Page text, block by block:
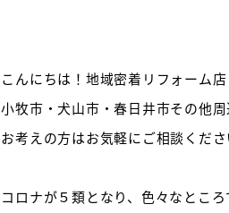
こんにちは！地域密着リフォーム
小牧市・犬山市・春日井市その他
お考えの方はお気軽にご相談くだ
コロナが５類となり、色々なとこ